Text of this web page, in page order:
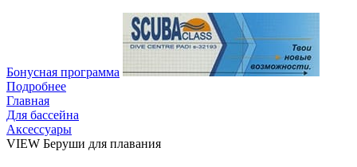
Бонусная программа
Подробнее
Главная
Для бассейна
Аксессуары
VIEW Беруши для плавания